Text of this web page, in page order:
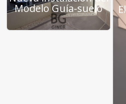
Modelo Guía-suelo